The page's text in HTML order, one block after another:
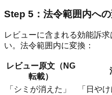
Step 5：法令範囲内へ
レビューに含まれる効能訴
い。法令範囲内に変換：
レビュー原文（NG
転載）
「シミが消えた」
「日や